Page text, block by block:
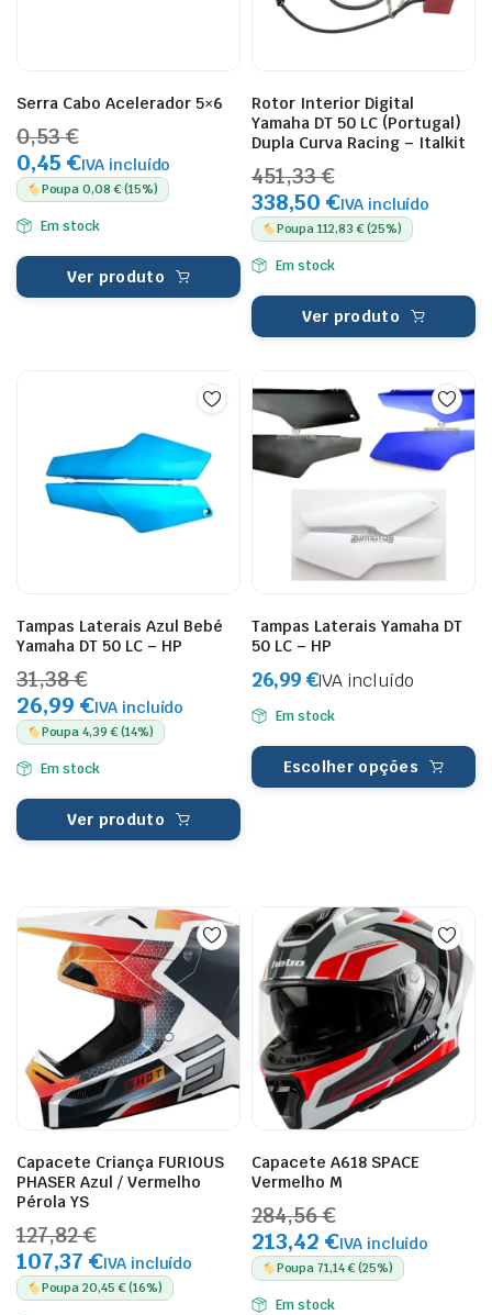
Serra Cabo Acelerador 5×6
0,53 €
0,45 €IVA incluído
Poupa 0,08 € (15%)
Em stock
Ver produto
Rotor Interior Digital
Yamaha DT 50 LC (Portugal)
Dupla Curva Racing – Italkit
451,33 €
338,50 €IVA incluído
Poupa 112,83 € (25%)
Em stock
Ver produto
Tampas Laterais Azul Bebé
Yamaha DT 50 LC – HP
31,38 €
26,99 €IVA incluído
Poupa 4,39 € (14%)
Em stock
Ver produto
Tampas Laterais Yamaha DT
50 LC – HP
26,99 €IVA incluído
Em stock
Escolher opções
Capacete Criança FURIOUS
PHASER Azul / Vermelho
Pérola YS
127,82 €
107,37 €IVA incluído
Poupa 20,45 € (16%)
Capacete A618 SPACE
Vermelho M
284,56 €
213,42 €IVA incluído
Poupa 71,14 € (25%)
Em stock